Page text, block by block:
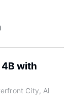
with
City, Al